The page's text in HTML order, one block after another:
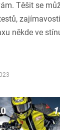
Těšit se
někde ve